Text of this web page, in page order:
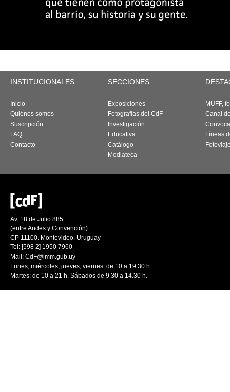
INSTITUCIONALES SECCIONES
Inicio
Quiénes somos
Suscripción
FAQ
Contacto
Exposiciones
Fotografías del CdF
Investigación
Educativa
Catálogo
Mediateca
MUFF,
Canal
Líneas
Av. 18 de Julio 885
(entre Andes y Convención)
CP 11100. Montevideo. Uruguay
Tel: [598 2] 1950 7960
Mail: CdF@imm.gub.uy
Lunes, miércoles, jueves, viernes: de 10 a 19.30 h.
Martes: de 10 a 21 h. Sábados de 9.30 a 14.30 h.